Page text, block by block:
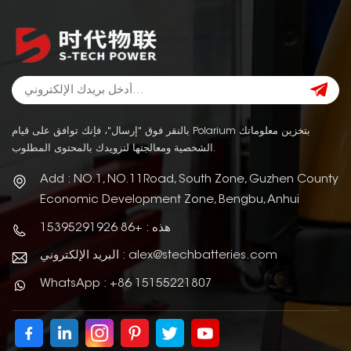
بالنقر فوق "إرسال"، فإنك توافق على قيام Polarium بتخزين معلوماتك
الشخصية ومعالجتها لتزويدك بالمحتوى المطلوب.
Add : NO.1, NO.11Road, South Zone, Guzhen County
Economic Development Zone, Bengbu, Anhui
هذه : +86 15395291926
البريد الإلكتروني : alex@stechbatteries.com
WhatsApp : +86 15155221807